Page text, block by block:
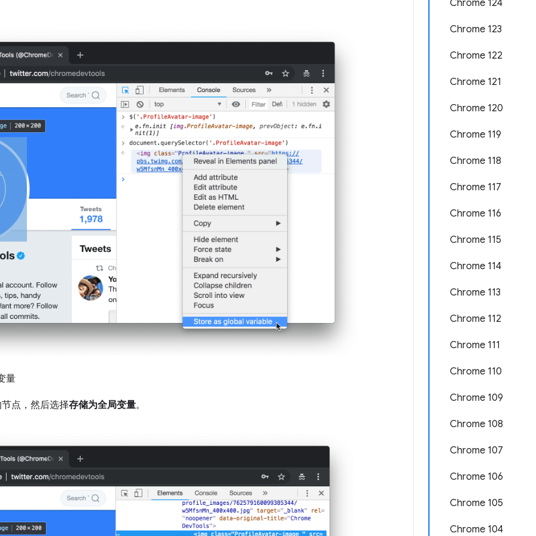
Chrome 124
Chrome 123
Chrome 122
Chrome 121
Chrome 120
Chrome 119
Chrome 118
Chrome 117
Chrome 116
Chrome 115
Chrome 114
Chrome 113
Chrome 112
Chrome 111
Chrome 110
Chrome 109
Chrome 108
Chrome 107
Chrome 106
Chrome 105
Chrome 104
量
点，然后选择存储为全局变量。